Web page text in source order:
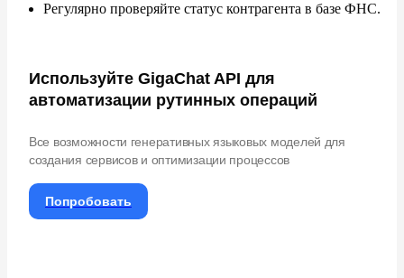
Регулярно проверяйте статус контрагента в базе ФНС.
Используйте GigaChat API для
автоматизации рутинных операций
Все возможности генеративных языковых моделей для
создания сервисов и оптимизации процессов
Попробовать